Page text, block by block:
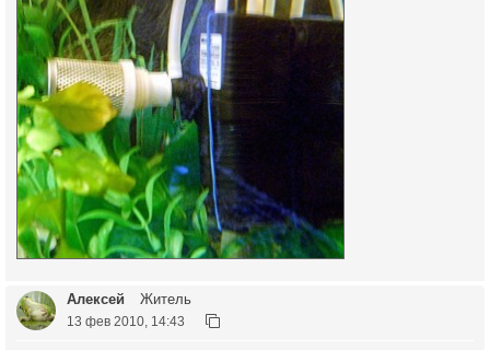
Алексей Житель
13 фев 2010, 14:43